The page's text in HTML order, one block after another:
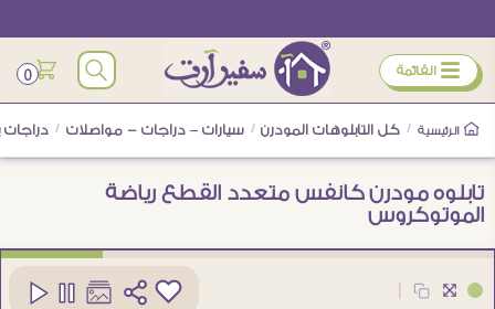
ÿ القائمة 0
الرئيسية / كل التابلوهات المودرن / سيارات – دراجات - مواصلات /
تابلوه مودرن كانفس متعدد القطع رياضة
الموتوكروس